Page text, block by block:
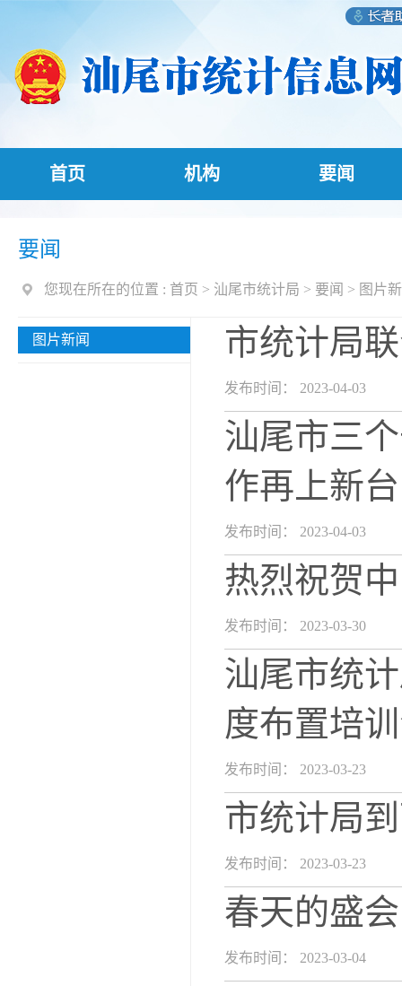
首页 机构 要闻
要闻
您现在所在的位置 : 首页 > 汕尾市统计局 > 要闻 > 图片
图片新闻 市统计局
发布时间： 2023-04-03
汕尾市三
作再上新
发布时间： 2023-04-03
热烈祝贺
发布时间： 2023-03-30
汕尾市统
度布置培
发布时间： 2023-03-23
市统计局
发布时间： 2023-03-23
春天的盛会
发布时间： 2023-03-04